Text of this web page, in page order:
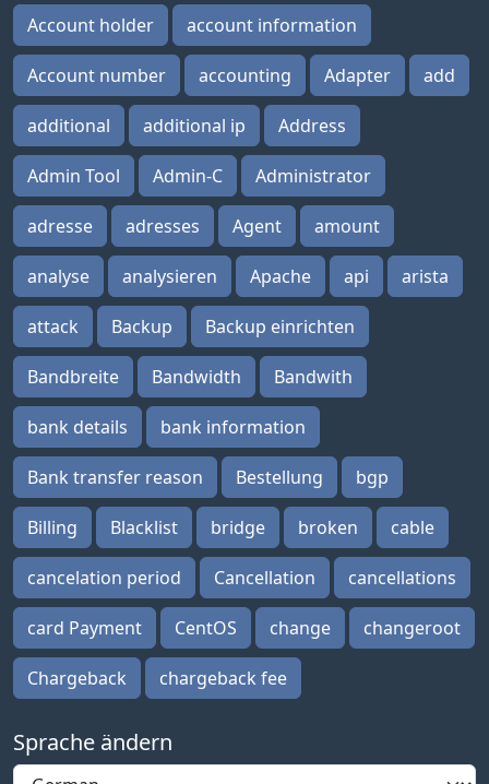
Account holder account information
Account number accounting Adapter add
additional additional ip Address
Admin Tool Admin-C Administrator
adresse adresses Agent amount
analyse analysieren Apache api arista
attack Backup Backup einrichten
Bandbreite Bandwidth Bandwith
bank details bank information
Bank transfer reason Bestellung bgp
Billing Blacklist bridge broken cable
cancelation period Cancellation cancellations
card Payment CentOS change changeroot
Chargeback chargeback fee
Sprache ändern